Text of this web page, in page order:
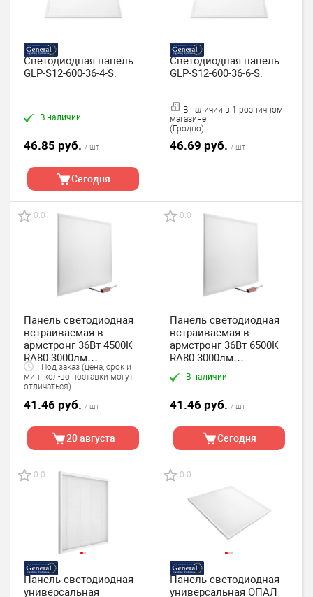
Светодиодная панель
GLP-S12-600-36-4-S.
В наличии
46.85 руб. / шт
Сегодня
Светодиодная панель
GLP-S12-600-36-6-S.
В наличии в 1 розничном
магазине
(Гродно)
46.69 руб. / шт
0.0
Панель светодиодная
встраиваемая в
армстронг 36Вт 4500К
RA80 3000лм
595х595х9мм General
GLP-S14-600-36-4
Под заказ (цена, срок и
мин. кол-во поставки могут
отличаться)
41.46 руб. / шт
20 августа
0.0
Панель светодиодная
встраиваемая в
армстронг 36Вт 6500К
RA80 3000лм
595х595х9мм General
GLP-S14-600-36-6.
В наличии
41.46 руб. / шт
Сегодня
0.0
Панель светодиодная
универсальная
0.0
Панель светодиодная
универсальная ОПАЛ